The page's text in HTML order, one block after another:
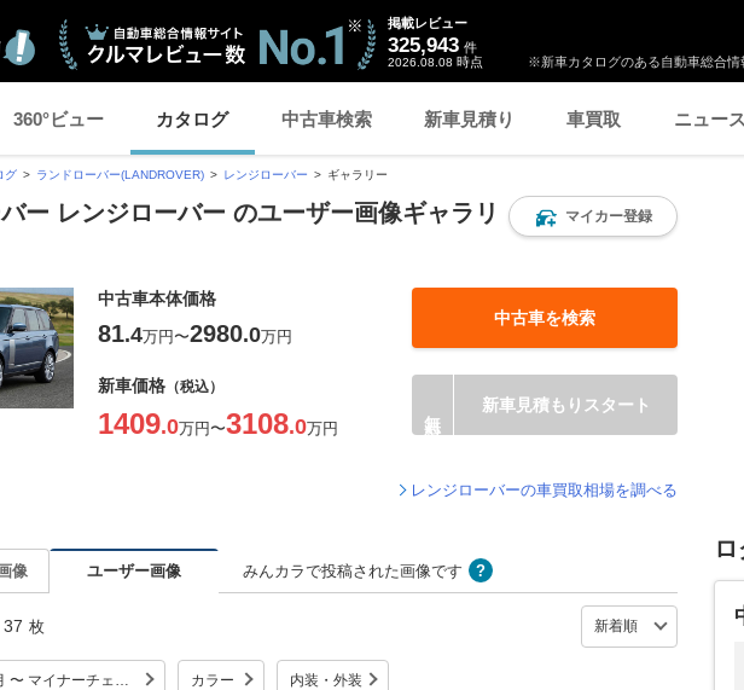
※新車カタログのある自動車総合情
掲載レビュー
325,943 件
2026.08.08 時点
360°ビュー カタログ 中古車検索 新車見積り 車買取 ニュース
グ ランドローバー(LANDROVER) レンジローバー ギャラリー
ー レンジローバー のユーザー画像ギャラリ
マイカー登録
中古車本体価格
81.4万円〜2980.0万円
中古車を検索
新車価格 （税込）
1409.0万円〜3108.0万円
新車見積もりスタート
レンジローバーの車買取相場を調べる
像 ユーザー画像 みんカラで投稿された画像です
37 枚
2018年4月 〜 マイナーチェンジ カラー 内装・外装